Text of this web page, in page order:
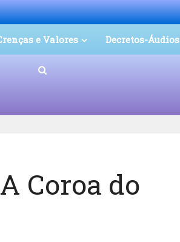
e Valores Decretos-Áudios
Coroa do